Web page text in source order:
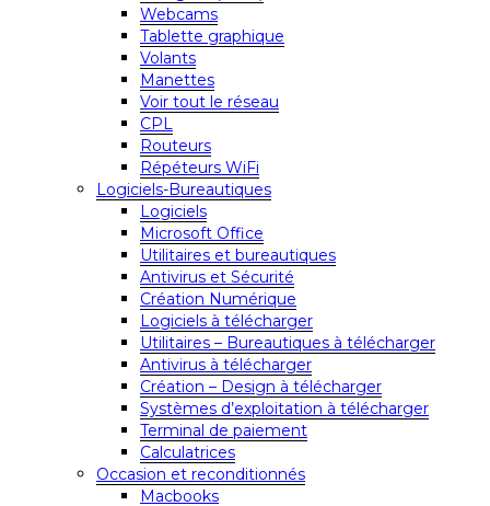
Webcams
Tablette graphique
Volants
Manettes
Voir tout le réseau
CPL
Routeurs
Répéteurs WiFi
Logiciels-Bureautiques
Logiciels
Microsoft Office
Utilitaires et bureautiques
Antivirus et Sécurité
Création Numérique
Logiciels à télécharger
Utilitaires – Bureautiques à télécharger
Antivirus à télécharger
Création – Design à télécharger
Systèmes d’exploitation à télécharger
Terminal de paiement
Calculatrices
Occasion et reconditionnés
Macbooks